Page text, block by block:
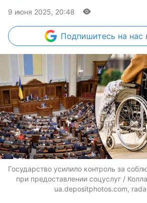
9 июня 2025, 20:48
Подпишитесь на нас
Государство усилило контроль за
при предоставлении соцуслуг /
ua.depositphotos.com,